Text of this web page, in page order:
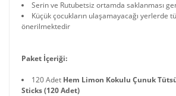
Serin ve Rutubetsiz ortamda saklanması
Küçük çocukların ulaşamayacağı yerlerde
önerilmektedir
Paket İçeriği:
120 Adet Hem Limon Kokulu Çunuk
Sticks (120 Adet)